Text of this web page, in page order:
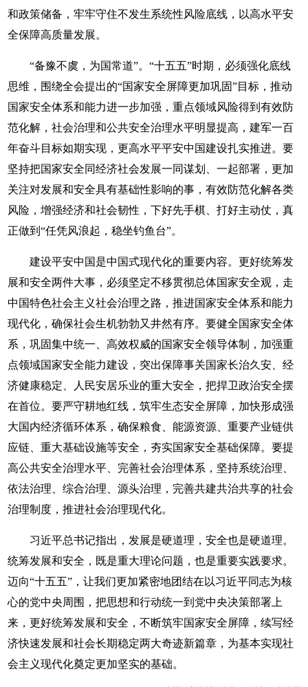
和政策储备，牢牢守住不发生系统性风险底线，以高水平安
全保障高质量发展。
“备豫不虞，为国常道”。“十五五”时期，必须强化底线
思维，围绕全会提出的“国家安全屏障更加巩固”目标，推动
国家安全体系和能力进一步加强，重点领域风险得到有效防
范化解，社会治理和公共安全治理水平明显提高，建军一百
年奋斗目标如期实现，更高水平平安中国建设扎实推进。要
坚持把国家安全同经济社会发展一同谋划、一起部署，更加
关注对发展和安全具有基础性影响的事，有效防范化解各类
风险，增强经济和社会韧性，下好先手棋、打好主动仗，真
正做到“任凭风浪起，稳坐钓鱼台”。
建设平安中国是中国式现代化的重要内容。更好统筹发
展和安全两件大事，必须坚定不移贯彻总体国家安全观，走
中国特色社会主义社会治理之路，推进国家安全体系和能力
现代化，确保社会生机勃勃又井然有序。要健全国家安全体
系，巩固集中统一、高效权威的国家安全领导体制，加强重
点领域国家安全能力建设，突出保障事关国家长治久安、经
济健康稳定、人民安居乐业的重大安全，把捍卫政治安全摆
在首位。要严守耕地红线，筑牢生态安全屏障，加快形成强
大国内经济循环体系，确保粮食、能源资源、重要产业链供
应链、重大基础设施等安全，夯实国家安全基础保障。要提
高公共安全治理水平、完善社会治理体系，坚持系统治理、
依法治理、综合治理、源头治理，完善共建共治共享的社会
治理制度，推进社会治理现代化。
习近平总书记指出，发展是硬道理，安全也是硬道理。
统筹发展和安全，既是重大理论问题，也是重要实践要求。
迈向“十五五”，让我们更加紧密地团结在以习近平同志为核
心的党中央周围，把思想和行动统一到党中央决策部署上
来，更好统筹发展和安全，不断筑牢国家安全屏障，续写经
济快速发展和社会长期稳定两大奇迹新篇章，为基本实现社
会主义现代化奠定更加坚实的基础。